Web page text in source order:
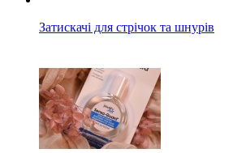
Затискачі для стрічок та шнурів